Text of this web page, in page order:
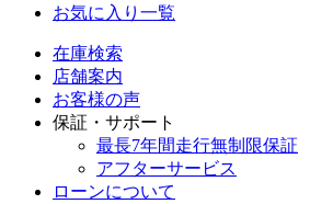
お気に入り一覧
在庫検索
店舗案内
お客様の声
保証・サポート
最長7年間走行無制限保証
アフターサービス
ローンについて